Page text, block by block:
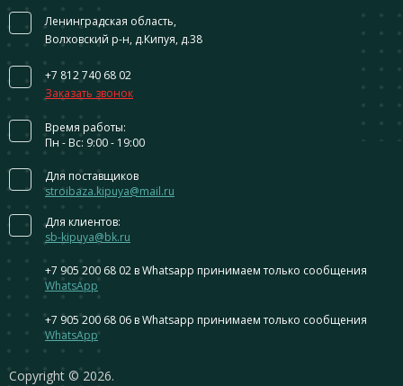
Сopyright © 2026.
Ленинградская область,
Волховский р-н, д.Кипуя, д.38
+7 812 740 68 02
Заказать звонок
Время работы:
Пн - Вс: 9:00 - 19:00
Для поставщиков
stroibaza.kipuya@mail.ru
Для клиентов:
sb-kipuya@bk.ru
+7 905 200 68 02 в Whatsapp принимаем только сообщения
WhatsApp
+7 905 200 68 06 в Whatsapp принимаем только сообщения
WhatsApp